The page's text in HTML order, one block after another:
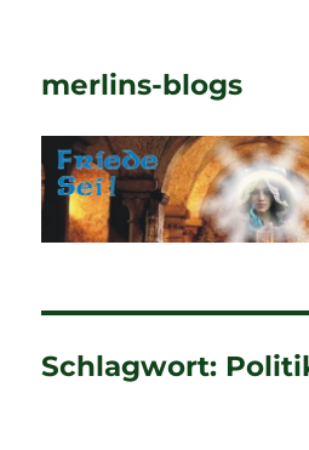
merlins-blogs
Schlagwort: